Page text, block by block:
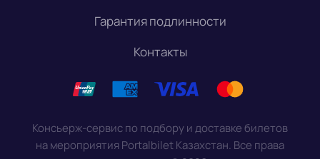
Гарантия подлинности
Контакты
Консьерж-сервис по подбору и доставке билетов
на мероприятия Portalbilet Казахстан. Все права